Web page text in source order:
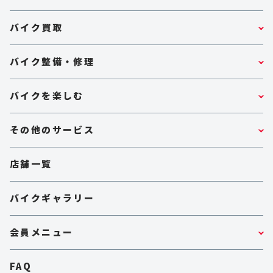
バイク買取
バイク整備・修理
バイクを楽しむ
その他のサービス
店舗一覧
バイクギャラリー
会員メニュー
FAQ